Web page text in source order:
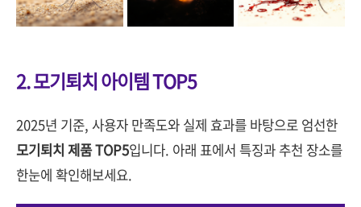
2. 모기퇴치 아이템 TOP5
2025년 기준, 사용자 만족도와 실제 효과를 바탕으로 엄선한
모기퇴치 제품 TOP5입니다. 아래 표에서 특징과 추천 장소를
한눈에 확인해보세요.